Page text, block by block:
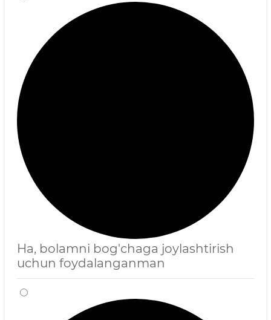
Ha, bolamni bog'chaga joylashtirish
uchun foydalanganman